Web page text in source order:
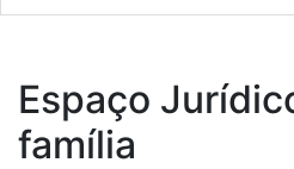
Espaço
família